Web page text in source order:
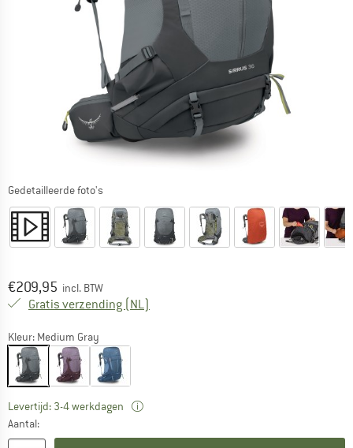
Gedetailleerde foto's
Prijs:
€209,95 incl. BTW
Gratis verzending (NL)
Kleur: Medium Gray
Levertijd: 3-4 werkdagen
Aantal: